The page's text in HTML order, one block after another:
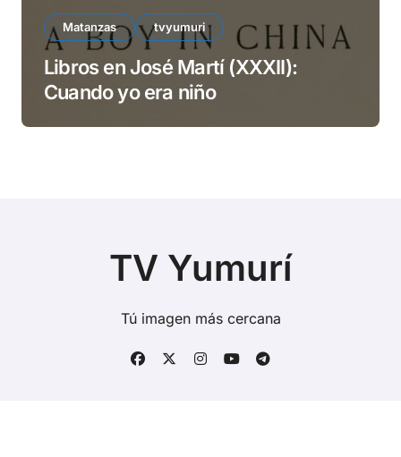
Matanzas tvyumuri
Libros en José Martí (XXXII):
Cuando yo era niño
TV Yumurí
Tú imagen más cercana